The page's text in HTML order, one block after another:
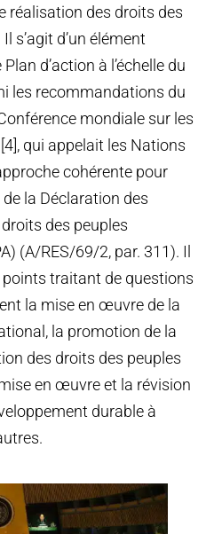
réalisation des droits des
s’agit d’un élément
d’action à l’échelle du
les recommandations du
mondiale sur les
qui appelait les Nations
cohérente pour
la Déclaration des
des peuples
(A/RES/69/2, par. 311). Il
points traitant de questions
la mise en œuvre de la
la promotion de la
des droits des peuples
en œuvre et la révision
durable à